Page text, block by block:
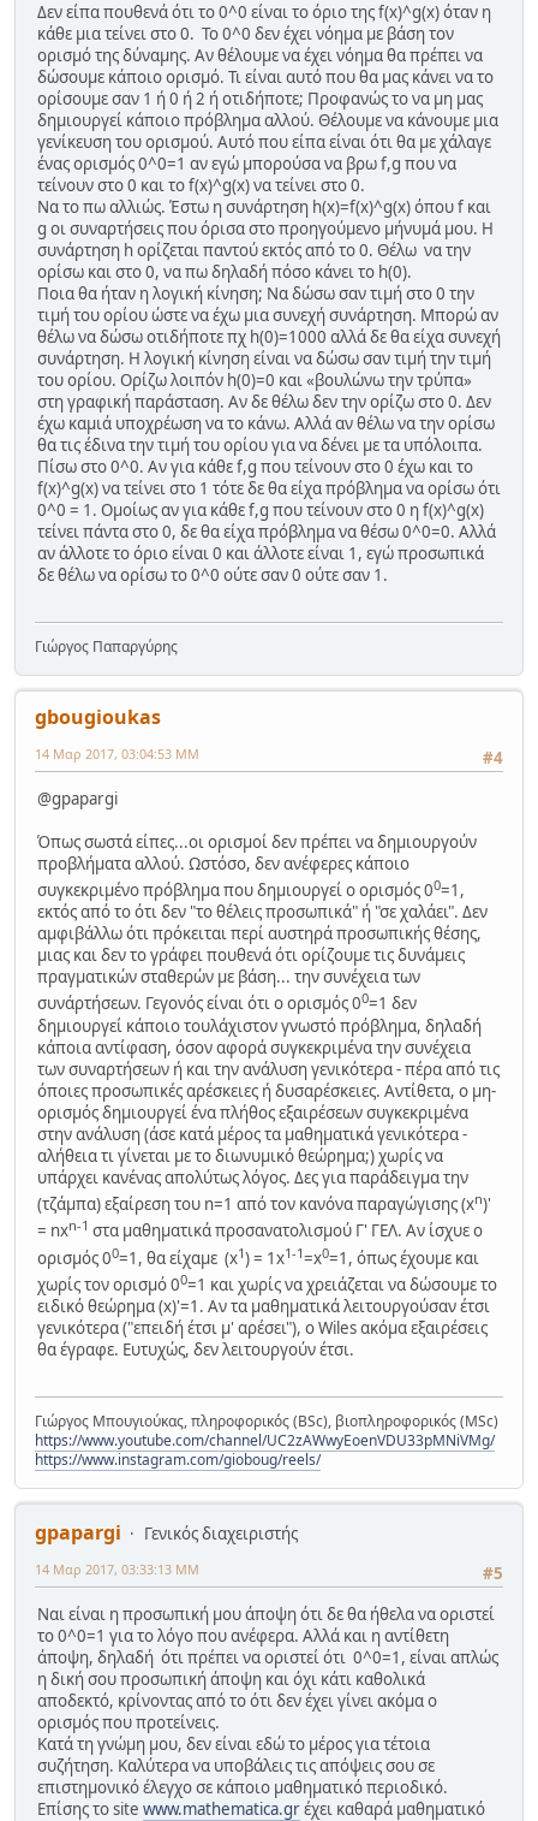
Δεν είπα πουθενά ότι το 0^0 είναι το όριο της f(x)^g(x) όταν η
κάθε μια τείνει στο 0. Το 0^0 δεν έχει νόημα με βάση τον
ορισμό της δύναμης. Αν θέλουμε να έχει νόημα θα πρέπει να
δώσουμε κάποιο ορισμό. Τι είναι αυτό που θα μας κάνει να το
ορίσουμε σαν 1 ή 0 ή 2 ή οτιδήποτε; Προφανώς το να μη μας
δημιουργεί κάποιο πρόβλημα αλλού. Θέλουμε να κάνουμε μια
γενίκευση του ορισμού. Αυτό που είπα είναι ότι θα με χάλαγε
ένας ορισμός 0^0=1 αν εγώ μπορούσα να βρω f,g που να
τείνουν στο 0 και το f(x)^g(x) να τείνει στο 0.
Να το πω αλλιώς. Έστω η συνάρτηση h(x)=f(x)^g(x) όπου f και
g οι συναρτήσεις που όρισα στο προηγούμενο μήνυμά μου. Η
συνάρτηση h ορίζεται παντού εκτός από το 0. Θέλω να την
ορίσω και στο 0, να πω δηλαδή πόσο κάνει το h(0).
Ποια θα ήταν η λογική κίνηση; Να δώσω σαν τιμή στο 0 την
τιμή του ορίου ώστε να έχω μια συνεχή συνάρτηση. Μπορώ αν
θέλω να δώσω οτιδήποτε πχ h(0)=1000 αλλά δε θα είχα συνεχή
συνάρτηση. Η λογική κίνηση είναι να δώσω σαν τιμή την τιμή
του ορίου. Ορίζω λοιπόν h(0)=0 και «βουλώνω την τρύπα»
στη γραφική παράσταση. Αν δε θέλω δεν την ορίζω στο 0. Δεν
έχω καμιά υποχρέωση να το κάνω. Αλλά αν θέλω να την ορίσω
θα τις έδινα την τιμή του ορίου για να δένει με τα υπόλοιπα.
Πίσω στο 0^0. Αν για κάθε f,g που τείνουν στο 0 έχω και το
f(x)^g(x) να τείνει στο 1 τότε δε θα είχα πρόβλημα να ορίσω ότι
0^0 = 1. Ομοίως αν για κάθε f,g που τείνουν στο 0 η f(x)^g(x)
τείνει πάντα στο 0, δε θα είχα πρόβλημα να θέσω 0^0=0. Αλλά
αν άλλοτε το όριο είναι 0 και άλλοτε είναι 1, εγώ προσωπικά
δε θέλω να ορίσω το 0^0 ούτε σαν 0 ούτε σαν 1.
Γιώργος Παπαργύρης
gbougioukas
#4
14 Μαρ 2017, 03:04:53 ΜΜ
@gpapargi
Όπως σωστά είπες...οι ορισμοί δεν πρέπει να δημιουργούν
προβλήματα αλλού. Ωστόσο, δεν ανέφερες κάποιο
συγκεκριμένο πρόβλημα που δημιουργεί ο ορισμός 00=1,
εκτός από το ότι δεν "το θέλεις προσωπικά" ή "σε χαλάει". Δεν
αμφιβάλλω ότι πρόκειται περί αυστηρά προσωπικής θέσης,
μιας και δεν το γράφει πουθενά ότι ορίζουμε τις δυνάμεις
πραγματικών σταθερών με βάση... την συνέχεια των
συνάρτήσεων. Γεγονός είναι ότι ο ορισμός 00=1 δεν
δημιουργεί κάποιο τουλάχιστον γνωστό πρόβλημα, δηλαδή
κάποια αντίφαση, όσον αφορά συγκεκριμένα την συνέχεια
των συναρτήσεων ή και την ανάλυση γενικότερα - πέρα από τις
όποιες προσωπικές αρέσκειες ή δυσαρέσκειες. Αντίθετα, ο μη-
ορισμός δημιουργεί ένα πλήθος εξαιρέσεων συγκεκριμένα
στην ανάλυση (άσε κατά μέρος τα μαθηματικά γενικότερα -
αλήθεια τι γίνεται με το διωνυμικό θεώρημα;) χωρίς να
υπάρχει κανένας απολύτως λόγος. Δες για παράδειγμα την
(τζάμπα) εξαίρεση του n=1 από τον κανόνα παραγώγισης (xn)'
= nxn-1 στα μαθηματικά προσανατολισμού Γ' ΓΕΛ. Αν ίσχυε ο
ορισμός 00=1, θα είχαμε (x1) = 1x1-1=x0=1, όπως έχουμε και
χωρίς τον ορισμό 00=1 και χωρίς να χρειάζεται να δώσουμε το
ειδικό θεώρημα (x)'=1. Αν τα μαθηματικά λειτουργούσαν έτσι
γενικότερα ("επειδή έτσι μ' αρέσει"), ο Wiles ακόμα εξαιρέσεις
θα έγραφε. Ευτυχώς, δεν λειτουργούν έτσι.
Γιώργος Μπουγιούκας, πληροφορικός (BSc), βιοπληροφορικός (MSc)
https://www.youtube.com/channel/UC2zAWwyEoenVDU33pMNiVMg/
https://www.instagram.com/gioboug/reels/
gpapargi
Γενικός διαχειριστής
#5
14 Μαρ 2017, 03:33:13 ΜΜ
Ναι είναι η προσωπική μου άποψη ότι δε θα ήθελα να οριστεί
το 0^0=1 για το λόγο που ανέφερα. Αλλά και η αντίθετη
άποψη, δηλαδή ότι πρέπει να οριστεί ότι 0^0=1, είναι απλώς
η δική σου προσωπική άποψη και όχι κάτι καθολικά
αποδεκτό, κρίνοντας από το ότι δεν έχει γίνει ακόμα ο
ορισμός που προτείνεις.
Κατά τη γνώμη μου, δεν είναι εδώ το μέρος για τέτοια
συζήτηση. Καλύτερα να υποβάλεις τις απόψεις σου σε
επιστημονικό έλεγχο σε κάποιο μαθηματικό περιοδικό.
Επίσης το site www.mathematica.grέχει καθαρά μαθηματικό